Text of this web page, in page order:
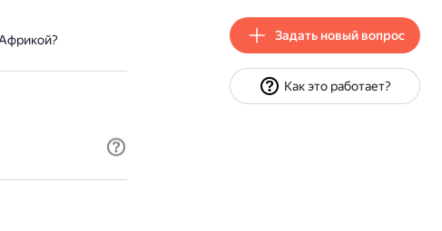
Задать новый вопрос
Как это работает?